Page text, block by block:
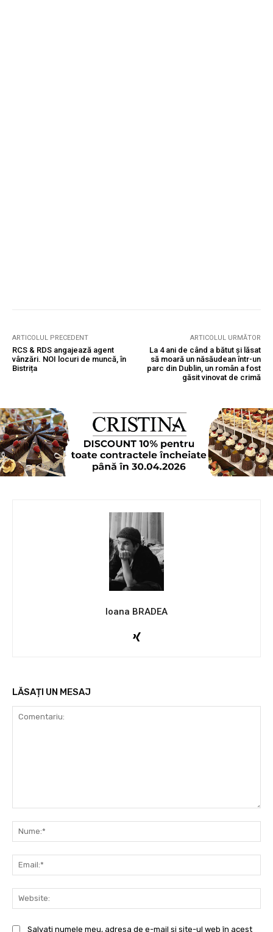
ARTICOLUL PRECEDENT
RCS & RDS angajează agent
vânzări. NOI locuri de muncă, în
Bistrița
ARTICOLUL URMĂTOR
La 4 ani de când a bătut și lăsat
să moară un năsăudean într-un
parc din Dublin, un român a fost
găsit vinovat de crimă
Ioana BRADEA
LĂSAȚI UN MESAJ
Salvați numele meu, adresa de e-mail și site-ul web în acest